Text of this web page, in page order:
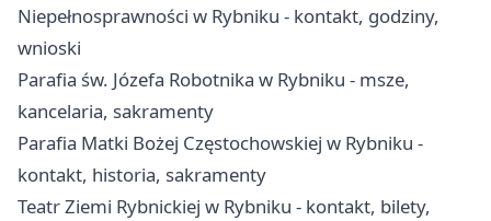
Niepełnosprawności w Rybniku - kontakt, godziny,
wnioski
Parafia św. Józefa Robotnika w Rybniku - msze,
kancelaria, sakramenty
Parafia Matki Bożej Częstochowskiej w Rybniku -
kontakt, historia, sakramenty
Teatr Ziemi Rybnickiej w Rybniku - kontakt, bilety,